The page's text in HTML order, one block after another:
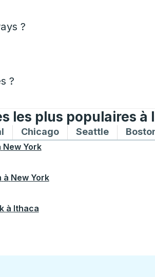
?
?
les plus populaires
bus vers et depuis New York
Itinéraires de bus vers et depuis
ChicagoItinéraires de bus
Seattle
New York
à New York
à Ithaca